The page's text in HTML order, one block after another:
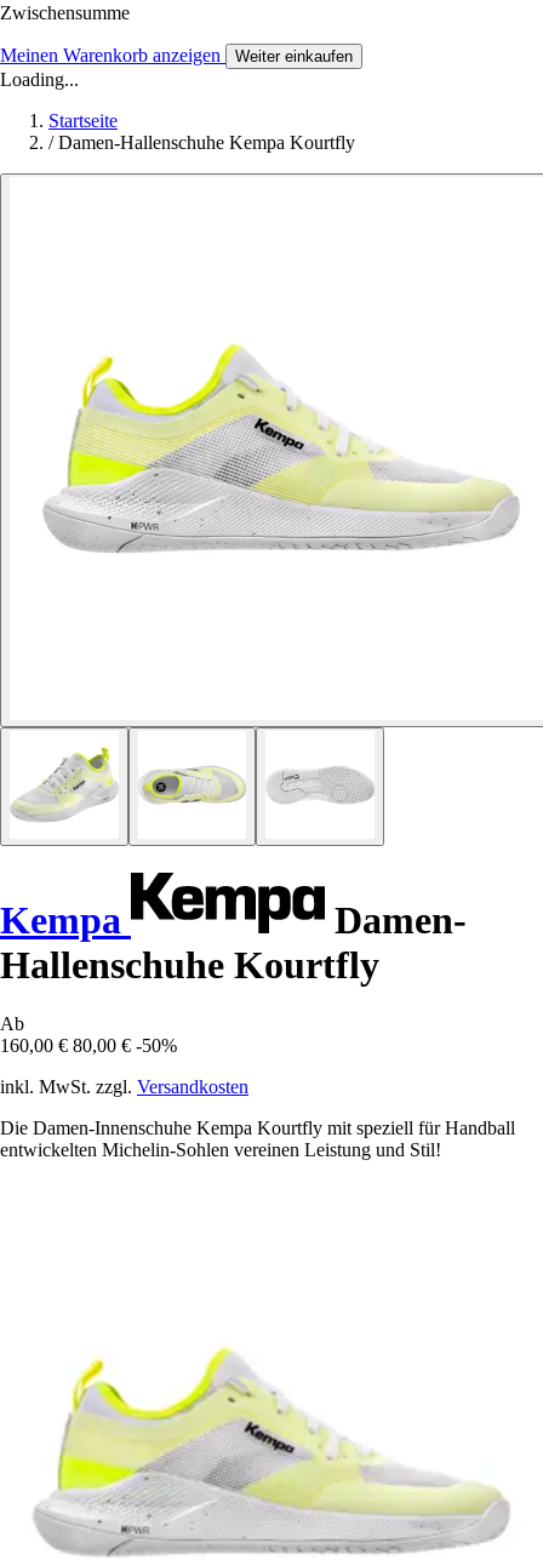
Zwischensumme
Meinen Warenkorb anzeigen Weiter einkaufen
Loading...
Startseite
/ Damen-Hallenschuhe Kempa Kourtfly
Kempa
Damen-
Hallenschuhe Kourtfly
Ab
160,00 € 80,00 € -50%
inkl. MwSt. zzgl. Versandkosten
Die Damen-Innenschuhe Kempa Kourtfly mit speziell für Handball
entwickelten Michelin-Sohlen vereinen Leistung und Stil!